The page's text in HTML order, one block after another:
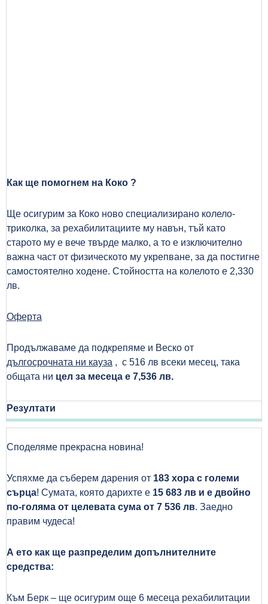
Как ще помогнем на Коко ?
Ще осигурим за Коко ново специализирано колело-
триколка, за рехабилитациите му навън, тъй като
старото му е вече твърде малко, а то е изключително
важна част от физическото му укрепване, за да постигне
самостоятелно ходене. Стойността на колелото е 2,330
лв.
Оферта
Продължаваме да подкрепяме и Веско от
дългосрочната ни кауза , с 516 лв всеки месец, така
общата ни цел за месеца е 7,536 лв.
Резултати
Споделяме прекрасна новина!
Успяхме да съберем дарения от 183 хора с големи
сърца! Сумата, която дарихте е 15 683 лв и е двойно
по-голяма от целевата сума от 7 536 лв. Заедно
правим чудеса!
А ето как ще разпределим допълнителните
средства:
Към Берк – ще осигурим още 6 месеца рехабилитации